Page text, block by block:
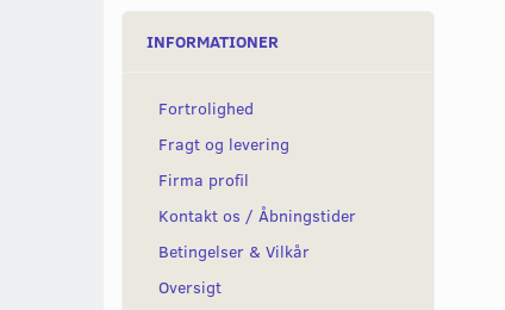
INFORMATIONER
Fortrolighed
Fragt og levering
Firma profil
Kontakt os / Åbningstider
Betingelser & Vilkår
Oversigt